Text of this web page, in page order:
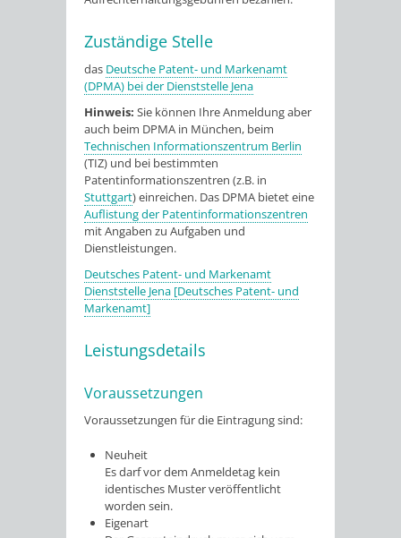
Zuständige Stelle
das Deutsche Patent- und Markenamt
(DPMA) bei der Dienststelle Jena
Hinweis: Sie können Ihre Anmeldung aber
auch beim DPMA in München, beim
Technischen Informationszentrum Berlin
(TIZ) und bei bestimmten
Patentinformationszentren (z.B. in
Stuttgart) einreichen. Das DPMA bietet eine
Auflistung der Patentinformationszentren
mit Angaben zu Aufgaben und
Dienstleistungen.
Deutsches Patent- und Markenamt
Dienststelle Jena [Deutsches Patent- und
Markenamt]
Leistungsdetails
Voraussetzungen
Voraussetzungen für die Eintragung sind:
Neuheit
Es darf vor dem Anmeldetag kein
identisches Muster veröffentlicht
worden sein.
Eigenart